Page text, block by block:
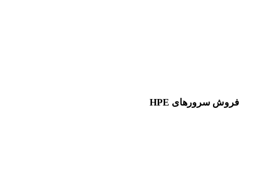
فروش سرورهای HPE